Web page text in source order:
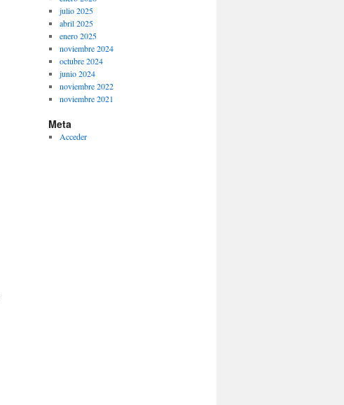
julio 2025
abril 2025
enero 2025
noviembre 2024
octubre 2024
junio 2024
noviembre 2022
noviembre 2021
Meta
Acceder